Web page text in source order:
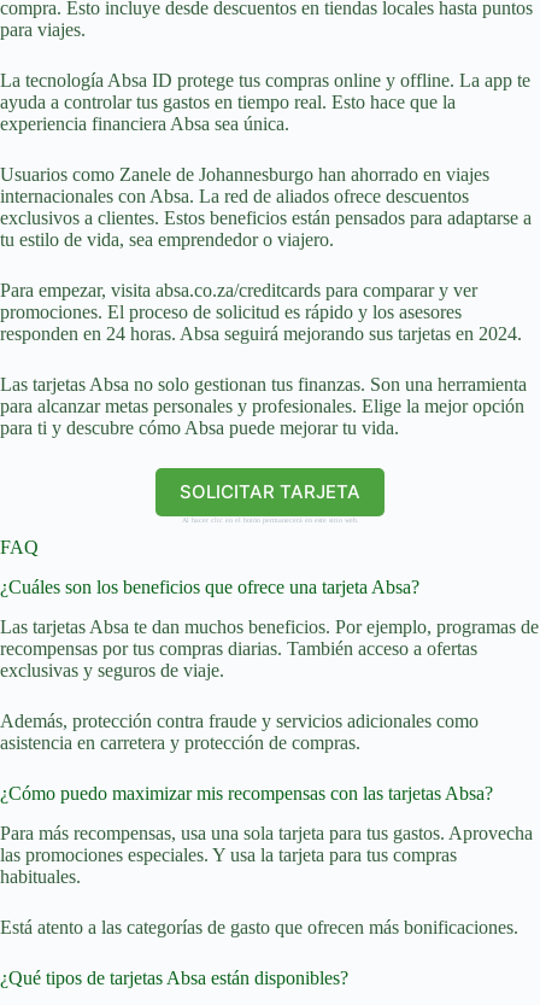
compra. Esto incluye desde descuentos en tiendas locales hasta puntos
para viajes.
La tecnología Absa ID protege tus compras online y offline. La app te
ayuda a controlar tus gastos en tiempo real. Esto hace que la
experiencia financiera Absa sea única.
Usuarios como Zanele de Johannesburgo han ahorrado en viajes
internacionales con Absa. La red de aliados ofrece descuentos
exclusivos a clientes. Estos beneficios están pensados para adaptarse a
tu estilo de vida, sea emprendedor o viajero.
Para empezar, visita absa.co.za/creditcards para comparar y ver
promociones. El proceso de solicitud es rápido y los asesores
responden en 24 horas. Absa seguirá mejorando sus tarjetas en 2024.
Las tarjetas Absa no solo gestionan tus finanzas. Son una herramienta
para alcanzar metas personales y profesionales. Elige la mejor opción
para ti y descubre cómo Absa puede mejorar tu vida.
SOLICITAR TARJETA
Al hacer clic en el botón permanecerá en este sitio web.
FAQ
¿Cuáles son los beneficios que ofrece una tarjeta Absa?
Las tarjetas Absa te dan muchos beneficios. Por ejemplo, programas de
recompensas por tus compras diarias. También acceso a ofertas
exclusivas y seguros de viaje.
Además, protección contra fraude y servicios adicionales como
asistencia en carretera y protección de compras.
¿Cómo puedo maximizar mis recompensas con las tarjetas Absa?
Para más recompensas, usa una sola tarjeta para tus gastos. Aprovecha
las promociones especiales. Y usa la tarjeta para tus compras
habituales.
Está atento a las categorías de gasto que ofrecen más bonificaciones.
¿Qué tipos de tarjetas Absa están disponibles?